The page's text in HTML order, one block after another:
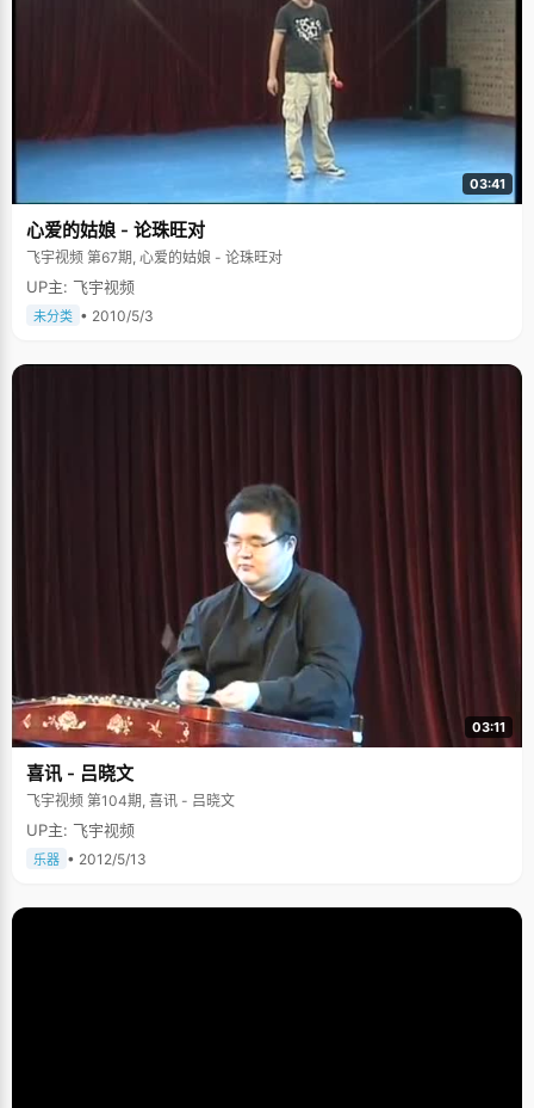
03:41
心爱的姑娘 - 论珠旺对
飞宇视频 第67期, 心爱的姑娘 - 论珠旺对
UP主: 飞宇视频
未分类 • 2010/5/3
03:11
喜讯 - 吕晓文
飞宇视频 第104期, 喜讯 - 吕晓文
UP主: 飞宇视频
乐器 • 2012/5/13